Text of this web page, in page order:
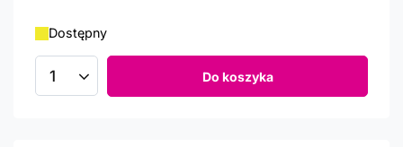
Dostępny
Ilość produktów Do koszyka